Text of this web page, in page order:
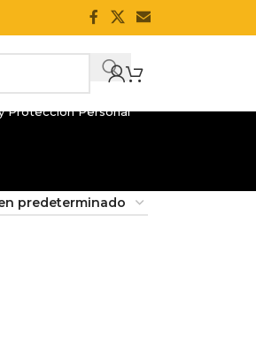
Protección Personal